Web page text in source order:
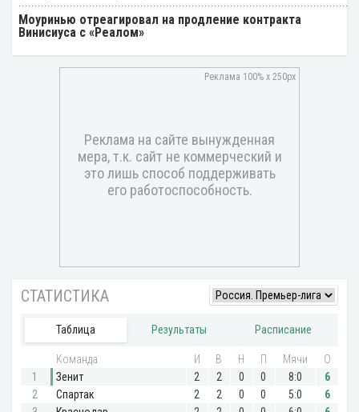
Моуринью отреагировал на продление контракта
Винисиуса с «Реалом»